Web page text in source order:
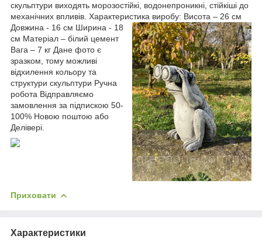
скульптури виходять морозостійкі, водонепроникні, стійкіші до
механічних впливів. Характеристика виробу: Висота – 26 см
Довжина - 16 см Ширина - 18
см Матеріал – білий цемент
Вага – 7 кг Дане фото є
зразком, тому можливі
відхилення кольору та
структури скульптури Ручна
робота Відправляємо
замовлення за підпискою 50-
100% Новою поштою або
Делівері.
Приховати
Характеристики